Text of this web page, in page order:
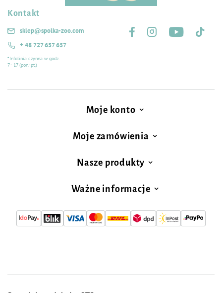
Kontakt
sklep@spolka-zoo.com
+ 48 727 657 657
*Infolinia czynna w godz.
7 - 17 (pon.-pt.)
Moje konto
Moje zamówienia
Nasze produkty
Ważne informacje